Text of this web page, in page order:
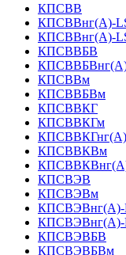
КПСВВ
КПСВВнг(А)-
КПСВВнг(А)-
КПСВВБВ
КПСВВм
КПСВВБВм
КПСВВКГ
КПСВВКГм
КПСВВКВм
КПСВЭВ
КПСВЭВм
КПСВЭВнг(А)-
КПСВЭВнг(А)-
КПСВЭВБВ
КПСВЭВБВм